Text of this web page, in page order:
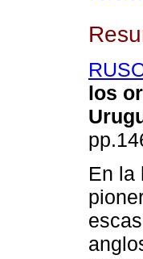
los
En la